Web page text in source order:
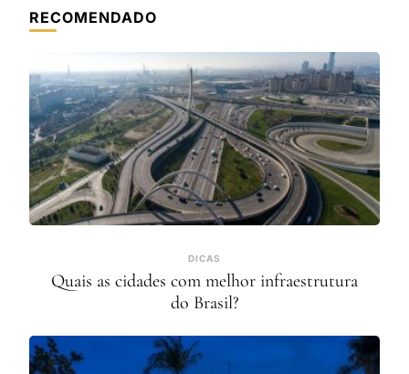
RECOMENDADO
DICAS
Quais as cidades com melhor infraestrutura
do Brasil?